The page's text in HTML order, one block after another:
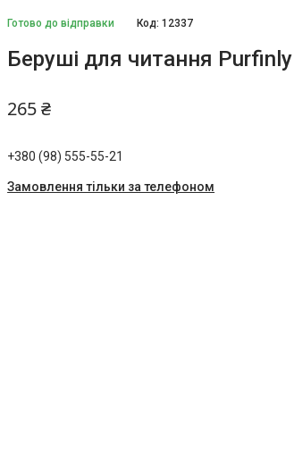
Готово до відправки Код:12337
Беруші для читання
265 ₴
+380 (98) 555-55-21
Замовлення тільки за телефоном